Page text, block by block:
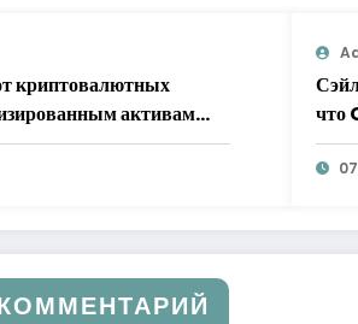
криптовалютных
активам
что